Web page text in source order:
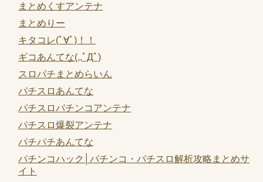
まとめくすアンテナ
まとめりー
キタコレ(ﾟ∀ﾟ)！！
ギコあんてな(,,ﾟДﾟ)
スロパチまとめらいん
パチスロあんてな
パチスロパチンコアンテナ
パチスロ爆裂アンテナ
パチパチあんてな
パチンコハック│パチンコ・パチスロ解析攻略まとめサ
イト